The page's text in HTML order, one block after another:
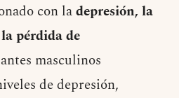
con ladepresión, la
pérdida de
masculinos
de depresión,